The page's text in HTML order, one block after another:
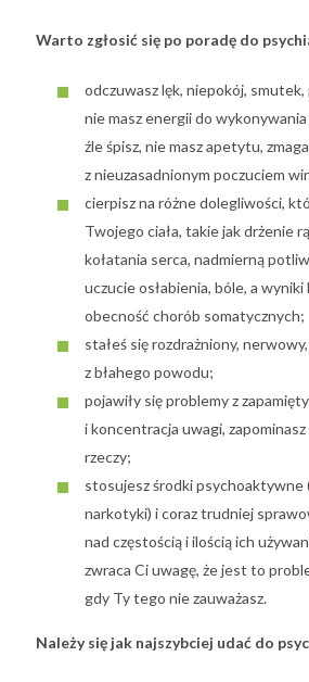
Warto zgłosić się po poradę do
odczuwasz lęk, niepokój,
nie masz energii do
źle śpisz, nie masz apetytu,
z nieuzasadnionym poczuciem
cierpisz na różne dolegliwości,
Twojego ciała, takie jak drżenie
kołatania serca, nadmierną
uczucie osłabienia, bóle, a
obecność chorób somatycznych;
stałeś się rozdrażniony,
z błahego powodu;
pojawiły się problemy z
i koncentracja uwagi,
rzeczy;
stosujesz środki psychoaktywne
narkotyki) i coraz trudniej
nad częstością i ilością ich
zwraca Ci uwagę, że jest to
gdy Ty tego nie zauważasz.
Należy się jak najszybciej udać do